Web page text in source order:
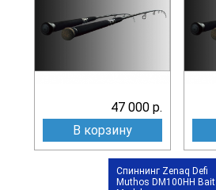
47 000 р.
В корзину
Спиннинг Zenaq Defi
Muthos DM100HH Bait